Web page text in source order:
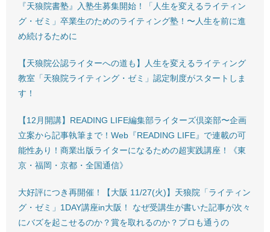
『天狼院書塾』入塾生募集開始！「人生を変えるライティン
グ・ゼミ」卒業生のためのライティング塾！〜人生を前に進
め続けるために
【天狼院公認ライターへの道も】人生を変えるライティング
教室「天狼院ライティング・ゼミ」認定制度がスタートしま
す！
【12月開講】READING LIFE編集部ライターズ倶楽部〜企画
立案から記事執筆まで！Web『READING LIFE』で連載の可
能性あり！商業出版ライターになるための超実践講座！《東
京・福岡・京都・全国通信》
大好評につき再開催！【大阪 11/27(火)】天狼院「ライティン
グ・ゼミ」1DAY講座in大阪！ なぜ受講生が書いた記事が次々
にバズを起こせるのか？賞を取れるのか？プロも通うの